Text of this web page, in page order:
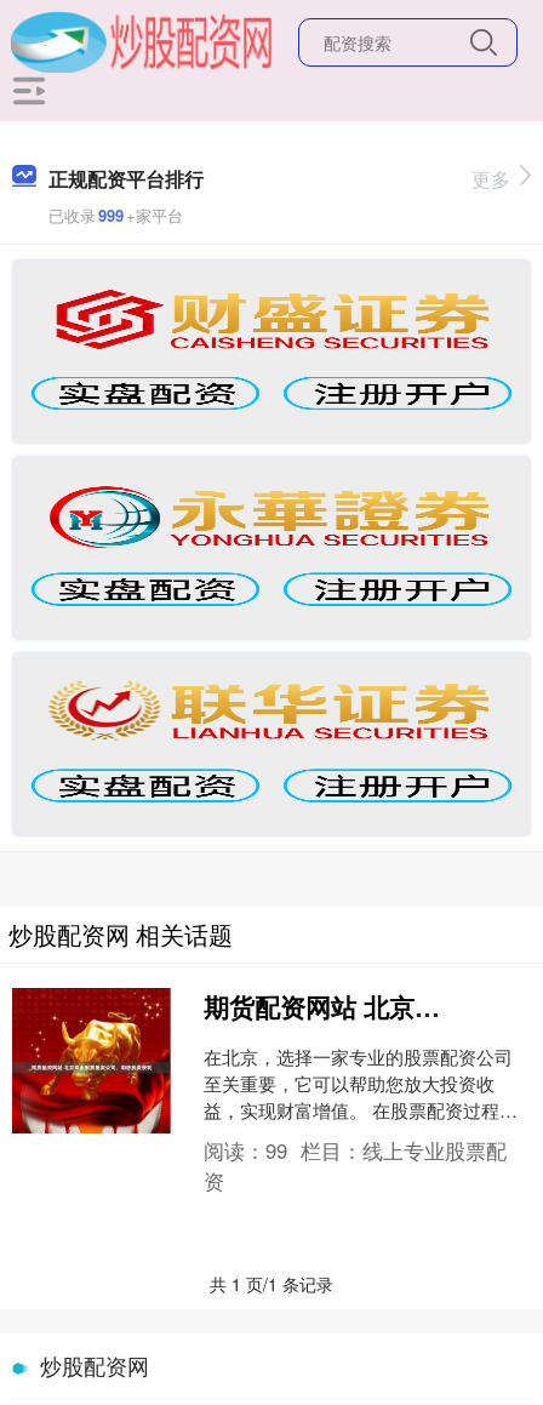
正规配资平台排行
已收录999+家平台
更多
炒股配资网 相关话题
期货配资网站 北京专业股票配资公司，助您投资获利
在北京，选择一家专业的股票配资公司
至关重要，它可以帮助您放大投资收
益，实现财富增值。 在股票配资过程
中，投资者需要选择一家信誉良好的配
资公司，与其签订配资合同。....
阅读：99 栏目：线上专业股票配
资
共 1 页/1 条记录
炒股配资网